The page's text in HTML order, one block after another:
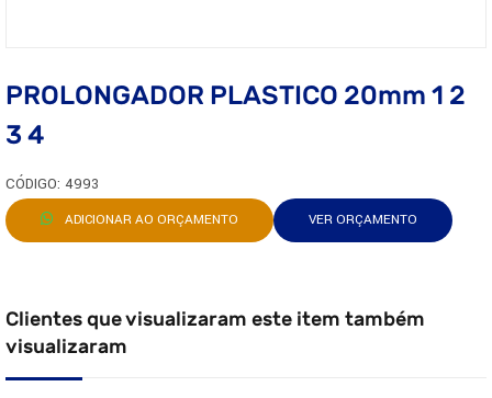
PROLONGADOR PLASTICO 20mm 1 2
3 4
CÓDIGO: 4993
ADICIONAR AO ORÇAMENTO VER ORÇAMENTO
Clientes que visualizaram este item também
visualizaram